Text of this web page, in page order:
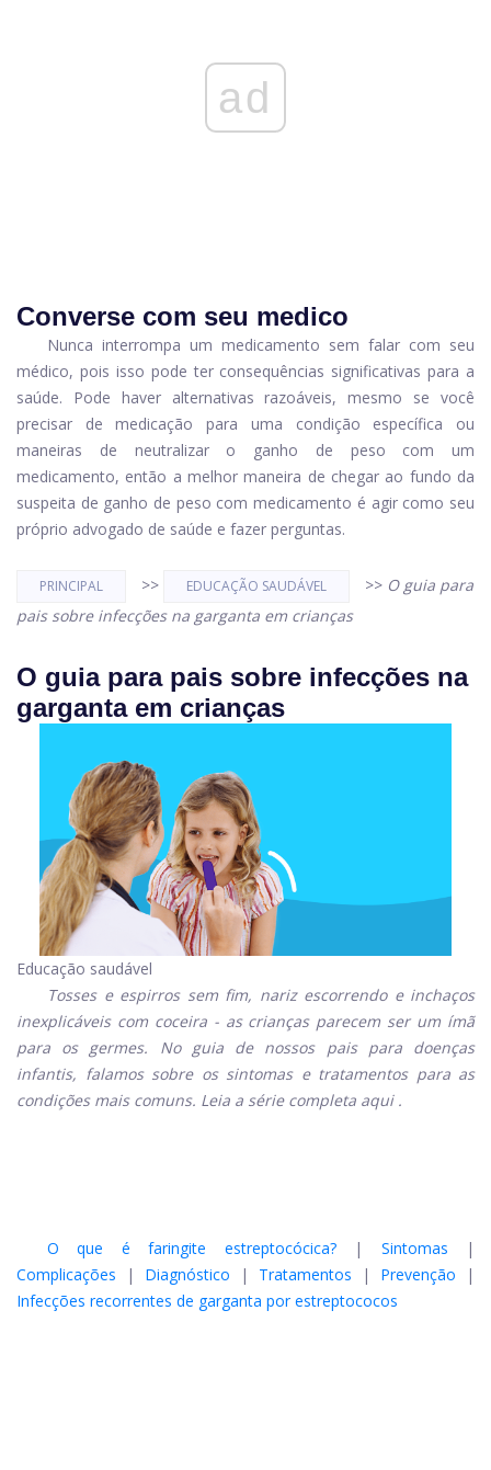
ad
Converse com seu medico
Nunca interrompa um medicamento sem falar com seu
médico, pois isso pode ter consequências significativas para a
saúde. Pode haver alternativas razoáveis, mesmo se você
precisar de medicação para uma condição específica ou
maneiras de neutralizar o ganho de peso com um
medicamento, então a melhor maneira de chegar ao fundo da
suspeita de ganho de peso com medicamento é agir como seu
próprio advogado de saúde e fazer perguntas.
PRINCIPAL >> EDUCAÇÃO SAUDÁVEL >> O guia para
pais sobre infecções na garganta em crianças
O guia para pais sobre infecções na
garganta em crianças
Educação saudável
Tosses e espirros sem fim, nariz escorrendo e inchaços
inexplicáveis ​​com coceira - as crianças parecem ser um ímã
para os germes. No guia de nossos pais para doenças
infantis, falamos sobre os sintomas e tratamentos para as
condições mais comuns. Leia a série completa aqui .
O que é faringite estreptocócica?| Sintomas |
Complicações | Diagnóstico | Tratamentos | Prevenção |
Infecções recorrentes de garganta por estreptococos